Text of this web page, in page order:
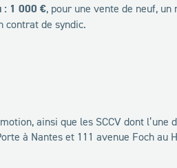
: 1 000 €, pour une vente de neuf, un
contrat de syndic.
ainsi que les SCCV dont l’une
à Nantes et 111 avenue Foch au